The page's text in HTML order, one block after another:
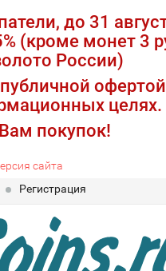
до 31
(кроме монет 3
России)
целях.
покупок!
сайта
Регистрация